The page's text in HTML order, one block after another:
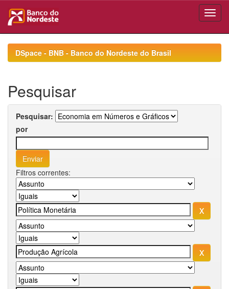
navigationDSpace - BNB - Banco do Nordeste do Brasil
Pesquisar
Pesquisar:
por
Filtros correntes: